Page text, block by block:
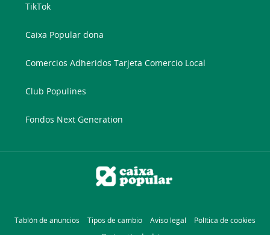
TikTok
Caixa Popular dona
Comercios Adheridos Tarjeta Comercio Local
Club Populines
Fondos Next Generation
Tablón de anuncios Tipos de cambio Aviso legal
Política de cookies